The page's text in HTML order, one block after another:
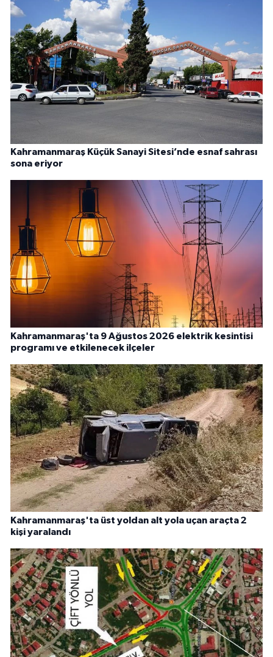
Kahramanmaraş Küçük Sanayi Sitesi’nde esnaf sahrası
sona eriyor
Kahramanmaraş'ta 9 Ağustos 2026 elektrik kesintisi
programı ve etkilenecek ilçeler
Kahramanmaraş'ta üst yoldan alt yola uçan araçta 2
kişi yaralandı